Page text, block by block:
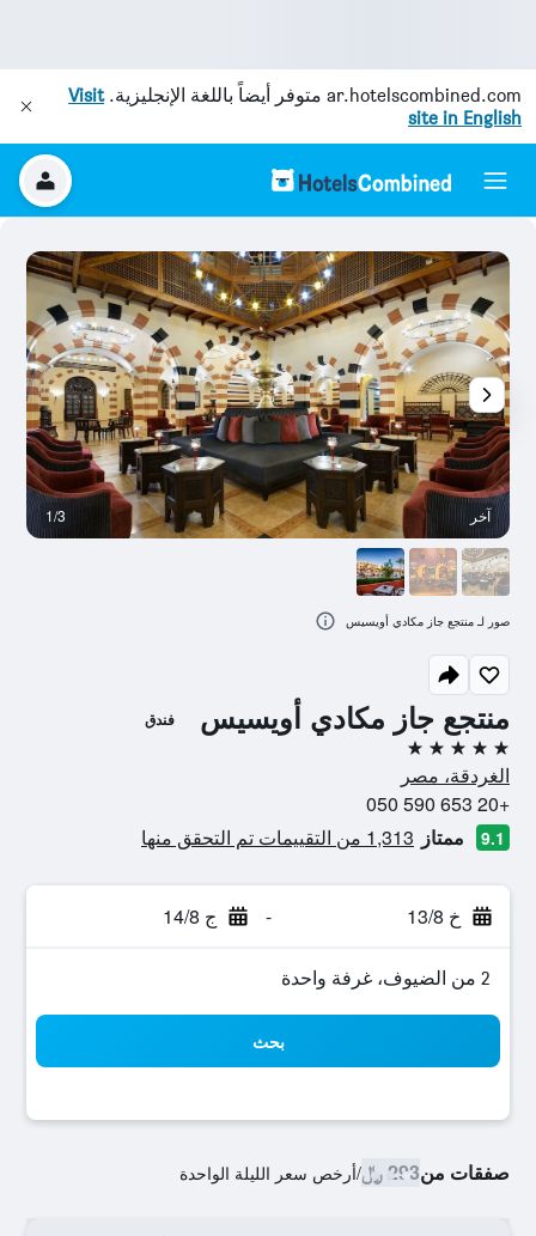
ar.hotelscombined.com متوفر أيضاً باللغة الإنجليزية.Visit
site in English
منتجع جاز مكادي أويسيس فندق
5 نجوم
الغردقة، مصر
+20 653 590 050
9.1 ممتاز 1,313 من التقييمات تم التحقق منها
خ 13/8 - ج 14/8
2 من الضيوف، غرفة واحدة
بحث
صفقات من293 ﷼ /أرخص سعر الليلة الواحدة
آخر 1/3
صور لـ منتجع جاز مكادي أويسيس